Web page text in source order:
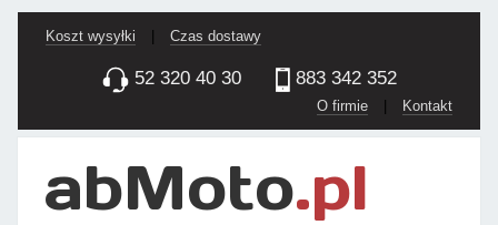
Koszt wysyłki Czas dostawy
52 320 40 30 883 342 352
O firmie | Kontakt